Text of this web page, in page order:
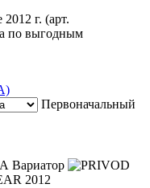
Первоначальный
Вариатор
2012